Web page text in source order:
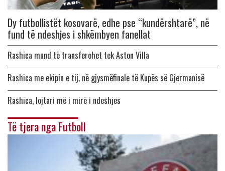
Dy futbollistët kosovarë, edhe pse “kundërshtarë”, në
fund të ndeshjes i shkëmbyen fanellat
Rashica mund të transferohet tek Aston Villa
Rashica me ekipin e tij, në gjysmëfinale të Kupës së Gjermanisë
Rashica, lojtari më i mirë i ndeshjes
Të tjera nga Futboll